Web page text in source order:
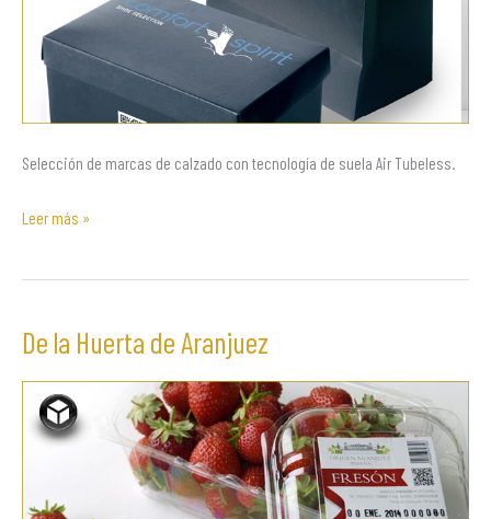
Selección de marcas de calzado con tecnología de suela Air Tubeless.
Leer más »
De la Huerta de Aranjuez
De
Huerta
de
Aranjuez